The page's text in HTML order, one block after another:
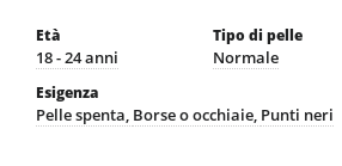
Età
18 - 24 anni
Tipo di pelle
Normale
Esigenza
Pelle spenta Borse o occhiaie Punti neri